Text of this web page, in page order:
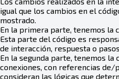
igual que los cambios en el
mostrado.
En la primera parte, tenemos la
Esta parte del código es
de interacción, respuesta o
En la segunda parte, tenemos la
conexiones, con referencias de/
consideran las lógicas que